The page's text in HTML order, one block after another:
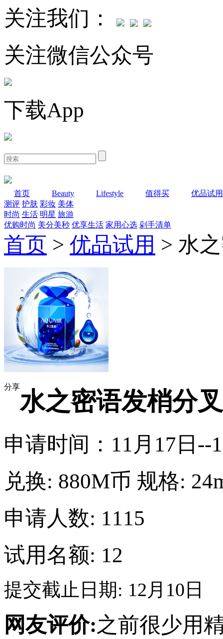
关注我们：
关注微信公众号
下载App
首页 Beauty Lifestyle 值得买
优品试用
测评 护肤 彩妆 美体
时尚 生活 明星 旅游
优购时尚 美分美秒 优享生活 家用心选 剁手清单
首页 > 优品试用 > 水
分享
水之密语发梢分
申请时间：11月17日--
兑换: 880M币 规格:
申请人数: 1115
试用名额: 12
提交截止日期: 12月10日
网友评价:之前很少用